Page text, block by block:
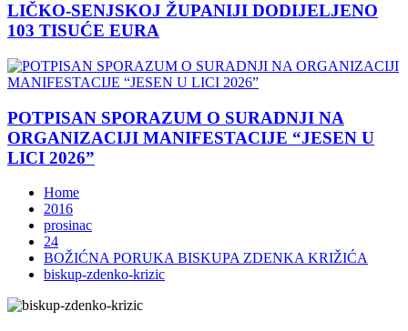
LIČKO-SENJSKOJ ŽUPANIJI DODIJELJENO
103 TISUĆE EURA
POTPISAN SPORAZUM O SURADNJI NA
ORGANIZACIJI MANIFESTACIJE “JESEN U
LICI 2026”
Home
2016
prosinac
24
BOŽIĆNA PORUKA BISKUPA ZDENKA KRIŽIĆA
biskup-zdenko-krizic